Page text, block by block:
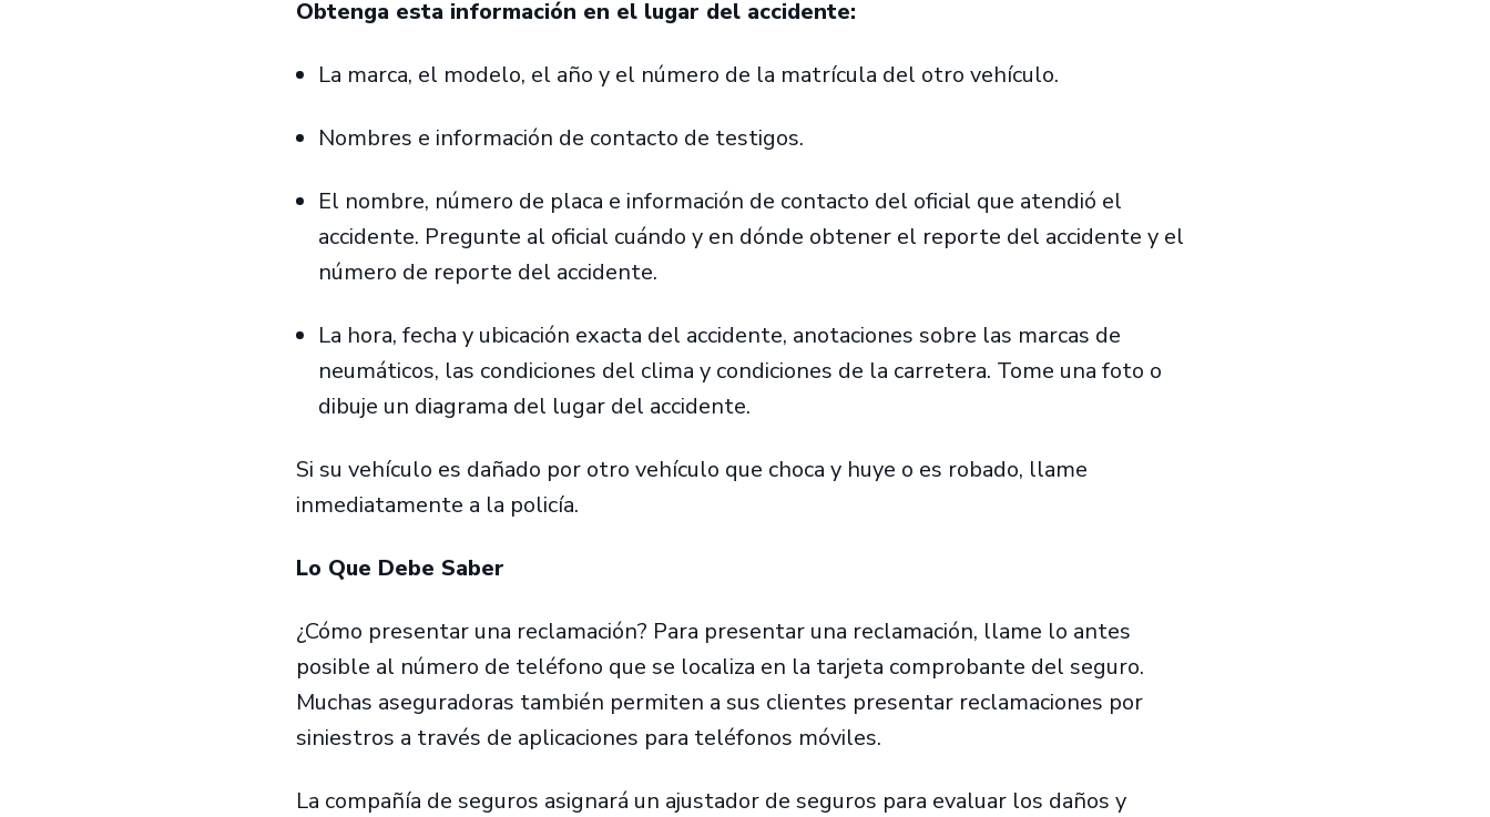
Obtenga esta información en el lugar del accidente:
La marca, el modelo, el año y el número de la matrícula del otro vehículo.
Nombres e información de contacto de testigos.
El nombre, número de placa e información de contacto del oficial que atendió el
accidente. Pregunte al oficial cuándo y en dónde obtener el reporte del accidente y el
número de reporte del accidente.
La hora, fecha y ubicación exacta del accidente, anotaciones sobre las marcas de
neumáticos, las condiciones del clima y condiciones de la carretera. Tome una foto o
dibuje un diagrama del lugar del accidente.
Si su vehículo es dañado por otro vehículo que choca y huye o es robado, llame
inmediatamente a la policía.
Lo Que Debe Saber
¿Cómo presentar una reclamación? Para presentar una reclamación, llame lo antes
posible al número de teléfono que se localiza en la tarjeta comprobante del seguro.
Muchas aseguradoras también permiten a sus clientes presentar reclamaciones por
siniestros a través de aplicaciones para teléfonos móviles.
La compañía de seguros asignará un ajustador de seguros para evaluar los daños y